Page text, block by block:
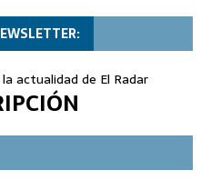
actualidad de El Radar